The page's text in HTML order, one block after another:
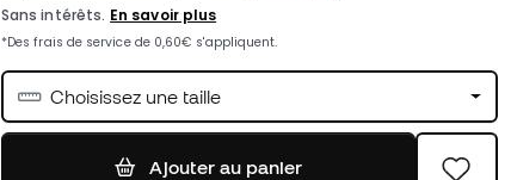
Choisissez une taille
Ajouter au panier